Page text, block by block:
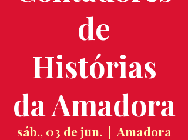
de
Histórias
da Amadora
sáb., 03 de jun.
  |
Amadora